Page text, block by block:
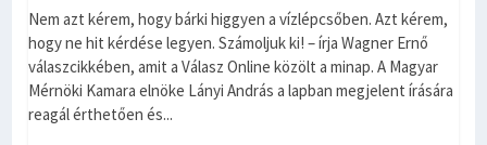
Nem azt kérem, hogy bárki higgyen a vízlépcsőben. Azt kérem,
hogy ne hit kérdése legyen. Számoljuk ki! – írja Wagner Ernő
válaszcikkében, amit a Válasz Online közölt a minap. A Magyar
Mérnöki Kamara elnöke Lányi András a lapban megjelent írására
reagál érthetően és...